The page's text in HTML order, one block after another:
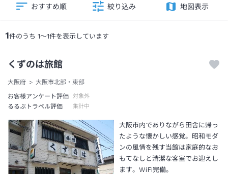
1件のうち 1～1件を表示しています
おすすめ順 絞り込み 地図表示
くずのは旅館
大阪府
大阪市北部・東部
お客様アンケート評価
対象外
るるぶトラベル評価 集計中
大阪市内でありながら田舎に帰っ
たような懐かしい感覚。昭和モダ
ンの風情を残す当館は家庭的なお
もてなしと清潔な客室でお迎えし
ます。WiFi完備。